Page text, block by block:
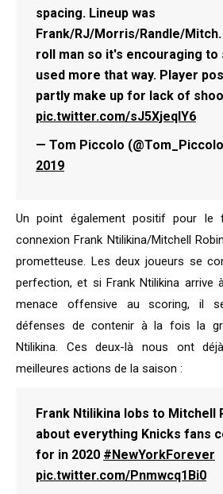
spacing. Lineup was
Frank/RJ/Morris/Randle/
roll man so it's encouraging to
used more that way. Player
partly make up for lack of
pic.twitter.com/sJ5XjeqIY6
— Tom Piccolo
2019
Un point également positif pour le
connexion Frank Ntilikina/Mitchell
prometteuse. Les deux joueurs se
perfection, et si Frank Ntilikina arrive
menace offensive au scoring, il
défenses de contenir à la fois la
Ntilikina. Ces deux-là nous ont
meilleures actions de la saison :
Frank Ntilikina lobs to Mitchell
about everything Knicks fans
for in 2020 #NewYorkForever
pic.twitter.com/Pnmwcq1Bi0